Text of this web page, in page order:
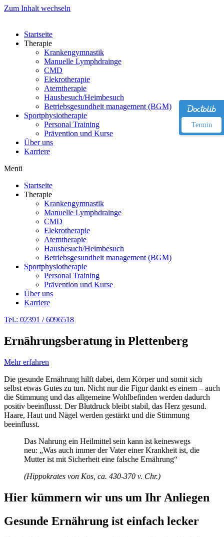
Zum Inhalt wechseln
Startseite
Therapie
Krankengymnastik
Manuelle Lymphdrainge
CMD
Elekrotherapie
Atemtherapie
Hausbesuch/Heimbesuch
Betriebsgesundheit management (BGM)
Sportphysiotherapie
Personal Training
Prävention und Kurse
Über uns
Karriere
Menü
Startseite
Therapie
Krankengymnastik
Manuelle Lymphdrainge
CMD
Elekrotherapie
Atemtherapie
Hausbesuch/Heimbesuch
Betriebsgesundheit management (BGM)
Sportphysiotherapie
Personal Training
Prävention und Kurse
Über uns
Karriere
Tel.: 02391 / 6096518
Ernährungsberatung in Plettenberg
Mehr erfahren
Die gesunde Ernährung hilft dabei, dem Körper und somit sich
selbst etwas Gutes zu tun. Nicht nur die Figur dankt es einem – auch
die Stimmung und das allgemeine Wohlbefinden werden dadurch
positiv beeinflusst. Der Blutdruck bleibt stabil, das Herz gesund.
Haare, Haut und Nägel werden gestärkt und die Stimmung
beeinflusst.
Das Nahrung ein Heilmittel sein kann ist keineswegs
neu: „Was auch immer der Vater einer Krankheit ist, die
Mutter ist mit Sicherheit eine falsche Ernährung“
(Hippokrates von Kos, ca. 430-370 v. Chr.)
Hier kümmern wir uns um Ihr Anliegen
Gesunde Ernährung ist einfach lecker
Termin